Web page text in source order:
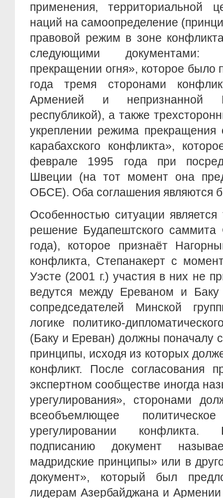
применения, территориальной
наций на самоопределение
правовой режим в зоне
следующими
прекращении огня», которое было
года тремя сторонами
Арменией и непризнанной
республикой), а также
укреплении режима прекращения
карабахского конфликта»,
феврале 1995 года при
Швеции (на тот момент она
ОБСЕ). Оба соглашения являются
Особенностью ситуации
решение Будапештского
года), которое признаёт
конфликта, Степанакерт с
Уэсте (2001 г.) участия в них не
ведутся между Ереваном и Баку
сопредседателей Минской
логике политико-
(Баку и Ереван) должны поначалу
принципы, исходя из которых
конфликт. После согласования
экспертном сообществе иногда
урегулирования», сторонами
всеобъемлющее
урегулировании конфликта.
подписанию документ
мадридские принципы» или в
документ», который был
лидерам Азербайджана и Армении